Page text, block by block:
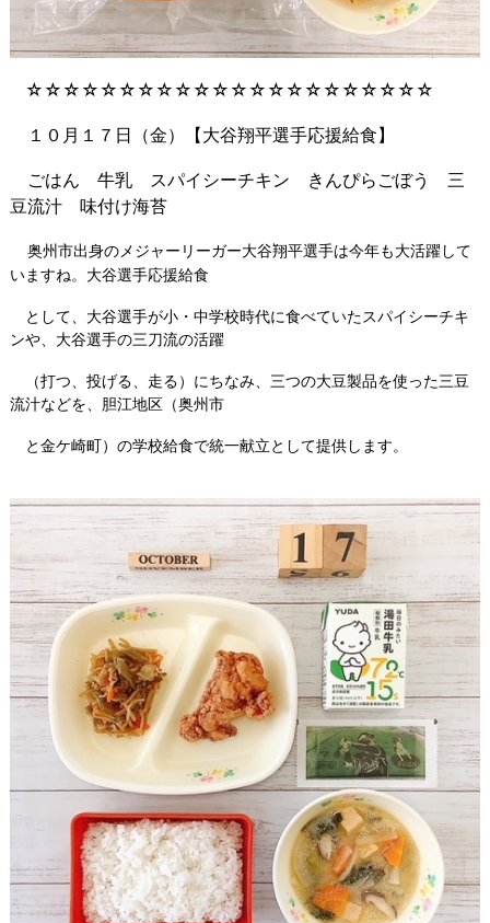
☆☆☆☆☆☆☆☆☆☆☆☆☆☆☆☆☆☆☆☆☆☆
１０月１７日（金）【大谷翔平選手応援給食】
ごはん 牛乳 スパイシーチキン きんぴらごぼう 三
豆流汁 味付け海苔
奥州市出身のメジャーリーガー大谷翔平選手は今年も大活躍して
いますね。大谷選手応援給食
として、大谷選手が小・中学校時代に食べていたスパイシーチキ
ンや、大谷選手の三刀流の活躍
（打つ、投げる、走る）にちなみ、三つの大豆製品を使った三豆
流汁などを、胆江地区（奥州市
と金ケ崎町）の学校給食で統一献立として提供します。